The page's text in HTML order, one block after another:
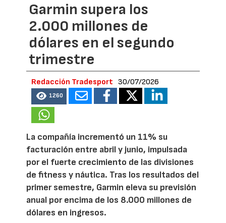
Garmin supera los
2.000 millones de
dólares en el segundo
trimestre
Redacción Tradesport 30/07/2026
1260
La compañía incrementó un 11% su
facturación entre abril y junio, impulsada
por el fuerte crecimiento de las divisiones
de fitness y náutica. Tras los resultados del
primer semestre, Garmin eleva su previsión
anual por encima de los 8.000 millones de
dólares en ingresos.